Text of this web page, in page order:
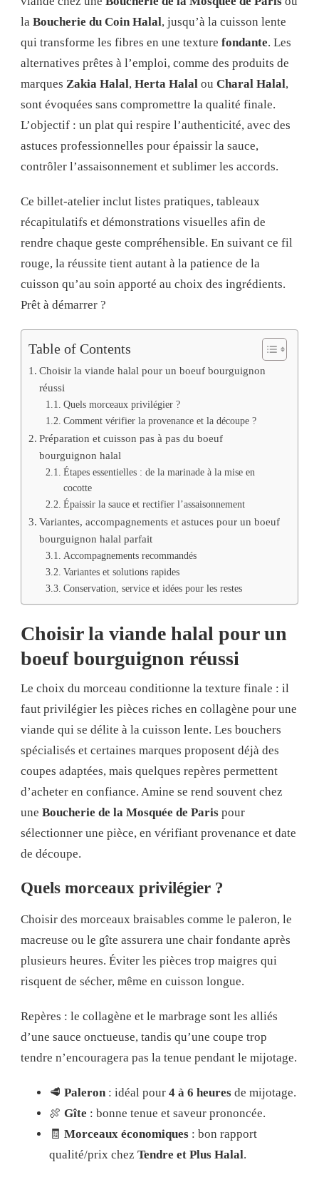
la Boucherie du Coin Halal, jusqu’à la cuisson lente
qui transforme les fibres en une texture fondante. Les
alternatives prêtes à l’emploi, comme des produits de
marques Zakia Halal, Herta Halal ou Charal Halal,
sont évoquées sans compromettre la qualité finale.
L’objectif : un plat qui respire l’authenticité, avec des
astuces professionnelles pour épaissir la sauce,
contrôler l’assaisonnement et sublimer les accords.
Ce billet-atelier inclut listes pratiques, tableaux
récapitulatifs et démonstrations visuelles afin de
rendre chaque geste compréhensible. En suivant ce fil
rouge, la réussite tient autant à la patience de la
cuisson qu’au soin apporté au choix des ingrédients.
Prêt à démarrer ?
Table of Contents
Choisir la viande halal pour un boeuf bourguignon
réussi
Quels morceaux privilégier ?
Comment vérifier la provenance et la découpe ?
Préparation et cuisson pas à pas du boeuf
bourguignon halal
Étapes essentielles : de la marinade à la mise en
cocotte
Épaissir la sauce et rectifier l’assaisonnement
Variantes, accompagnements et astuces pour un boeuf
bourguignon halal parfait
Accompagnements recommandés
Variantes et solutions rapides
Conservation, service et idées pour les restes
Choisir la viande halal pour un
boeuf bourguignon réussi
Le choix du morceau conditionne la texture finale : il
faut privilégier les pièces riches en collagène pour une
viande qui se délite à la cuisson lente. Les bouchers
spécialisés et certaines marques proposent déjà des
coupes adaptées, mais quelques repères permettent
d’acheter en confiance. Amine se rend souvent chez
une Boucherie de la Mosquée de Paris pour
sélectionner une pièce, en vérifiant provenance et date
de découpe.
Quels morceaux privilégier ?
Choisir des morceaux braisables comme le paleron, le
macreuse ou le gîte assurera une chair fondante après
plusieurs heures. Éviter les pièces trop maigres qui
risquent de sécher, même en cuisson longue.
Repères : le collagène et le marbrage sont les alliés
d’une sauce onctueuse, tandis qu’une coupe trop
tendre n’encouragera pas la tenue pendant le mijotage.
🥩 Paleron: idéal pour 4 à 6 heures de mijotage.
🍖 Gîte : bonne tenue et saveur prononcée.
🧾 Morceaux économiques : bon rapport
qualité/prix chez Tendre et Plus Halal.